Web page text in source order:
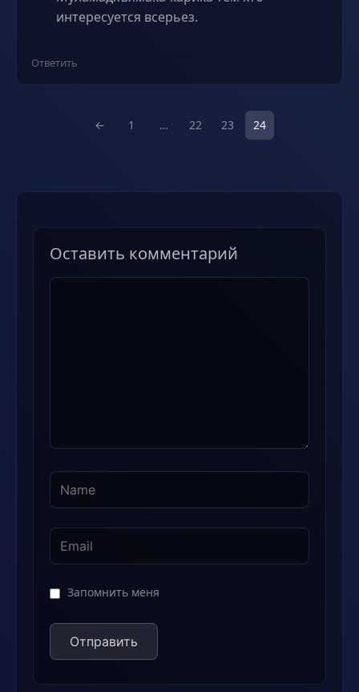
интересуется всерьез.
Ответить
← 1 … 22 23 24
Оставить комментарий
Комментарий
Запомнить меня